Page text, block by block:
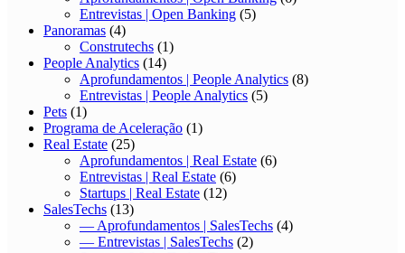
Entrevistas | Open Banking (5)
Panoramas (4)
Construtechs (1)
People Analytics (14)
Aprofundamentos | People Analytics (8)
Entrevistas | People Analytics (5)
Pets (1)
Programa de Aceleração (1)
Real Estate (25)
Aprofundamentos | Real Estate (6)
Entrevistas | Real Estate (6)
Startups | Real Estate (12)
SalesTechs (13)
— Aprofundamentos | SalesTechs (4)
— Entrevistas | SalesTechs (2)